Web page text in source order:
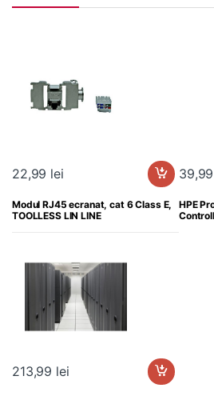
Modul RJ45 ecranat, cat 6 Class E,
TOOLLESS LIN LINE
22,99 lei
HPE
39,99
213,99 lei